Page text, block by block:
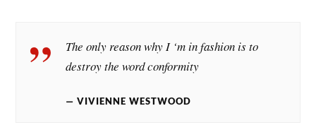
The only reason why I ‘m in fashion is to
destroy the word conformity
VIVIENNE WESTWOOD